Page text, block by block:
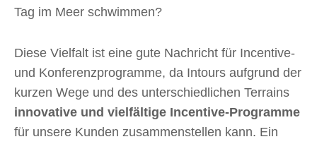
Tag im Meer schwimmen?
Diese Vielfalt ist eine gute Nachricht für Incentive-
und Konferenzprogramme, da Intours aufgrund der
kurzen Wege und des unterschiedlichen Terrains
innovative und vielfältige Incentive-Programme
für unsere Kunden zusammenstellen kann. Ein